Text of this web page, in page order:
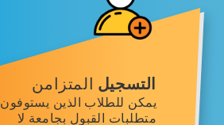
التسجيل المتزامن
يمكن للطلاب الذين يستوفون
متطلبات القبول بجامعة لا